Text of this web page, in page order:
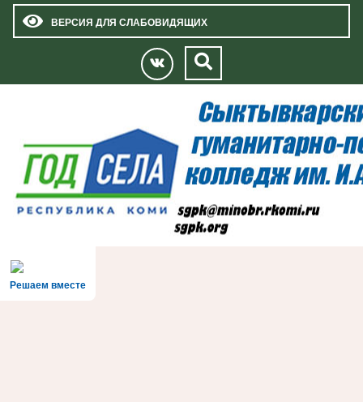
ВЕРСИЯ ДЛЯ СЛАБОВИДЯЩИХ
Решаем вместе